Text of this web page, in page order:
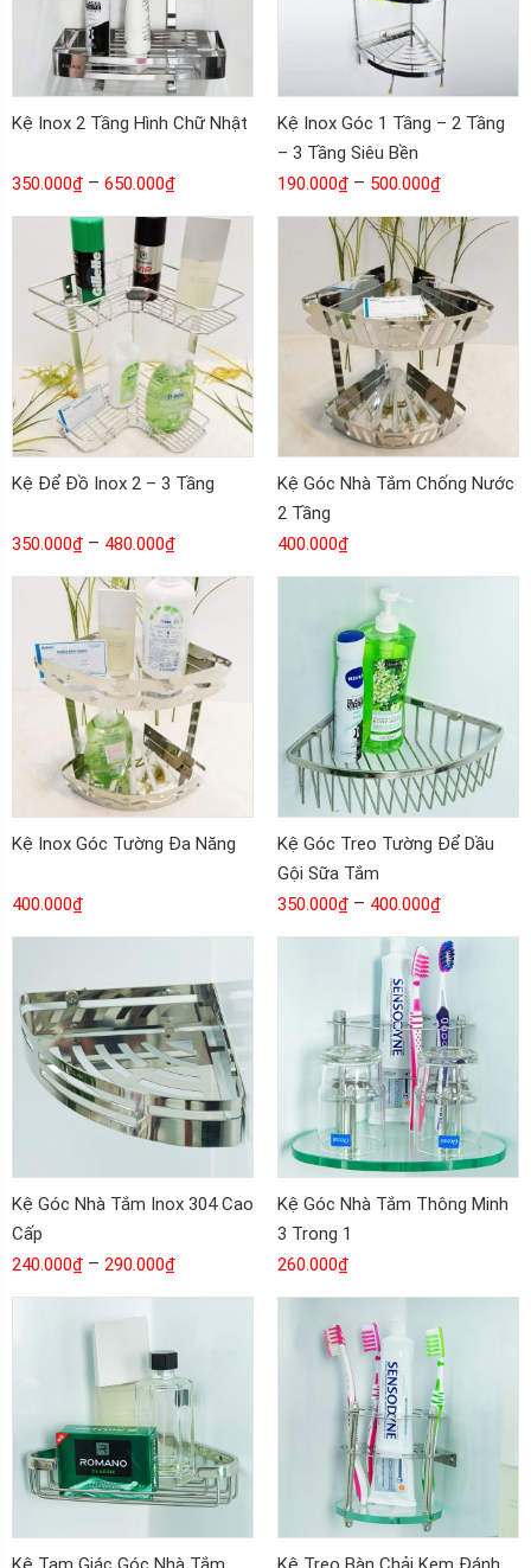
Kệ Inox 2 Tầng Hình Chữ Nhật
350.000₫ – 650.000₫
Kệ Inox Góc 1 Tầng – 2 Tầng
– 3 Tầng Siêu Bền
190.000₫ – 500.000₫
Kệ Để Đồ Inox 2 – 3 Tầng
350.000₫ – 480.000₫
Kệ Góc Nhà Tắm Chống Nước
2 Tầng
400.000₫
Kệ Inox Góc Tường Đa Năng
400.000₫
Kệ Góc Treo Tường Để Dầu
Gội Sữa Tắm
350.000₫ – 400.000₫
Kệ Góc Nhà Tắm Inox 304 Cao
Cấp
240.000₫ – 290.000₫
Kệ Góc Nhà Tắm Thông Minh
3 Trong 1
260.000₫